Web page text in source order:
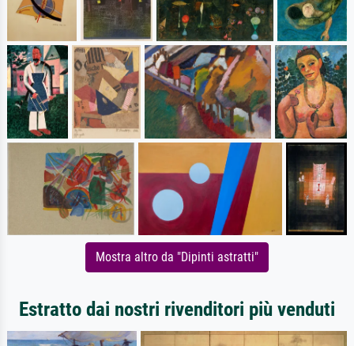
Mostra altro da "Dipinti astratti"
Estratto dai nostri rivenditori più venduti